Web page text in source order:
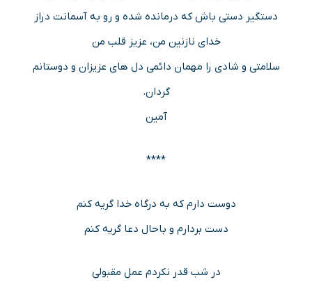
دستگیر دستی باش که درمانده شده و رو به آسمانت دراز
خدای نازنین من، عزیز قلب من
سلامتی و شادی را مهمان دائمی دل های عزیزان و دوستانم
گردان.
آمین
****
دوست دارم که به درگاه خدا گریه کنم
دست بردارم و باحال دعا گریه کنم
در شب قدر نکردم عمل مقبولی